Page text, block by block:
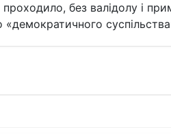
без валідолу і